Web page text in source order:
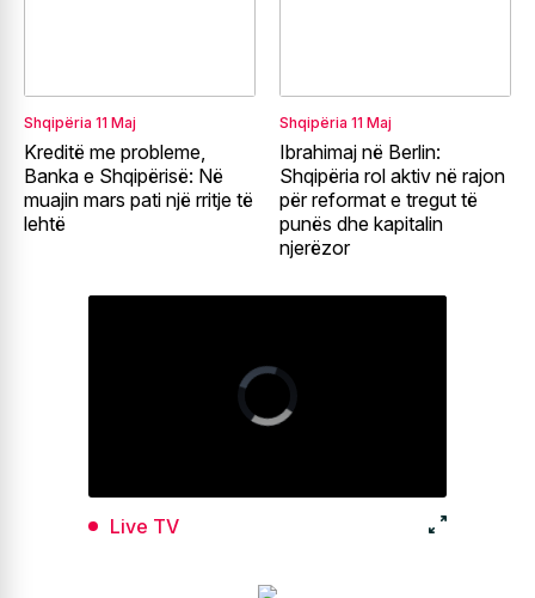
Shqipëria 11 Maj
Kreditë me probleme,
Banka e Shqipërisë: Në
muajin mars pati një rritje të
lehtë
Shqipëria 11 Maj
Ibrahimaj në Berlin:
Shqipëria rol aktiv në rajon
për reformat e tregut të
punës dhe kapitalin
njerëzor
Live TV